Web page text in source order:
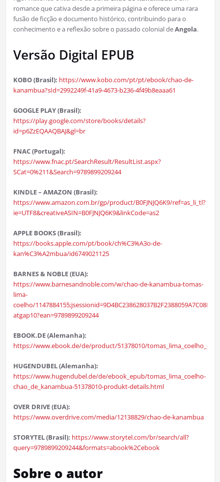
romance que cativa desde a primeira página e oferece uma rara
fusão de ficção e documento histórico, contribuindo para o
conhecimento e a reflexão sobre o passado colonial deAngola.
Versão Digital EPUB
KOBO (Brasil): https://www.kobo.com/pt/pt/ebook/chao-de-
kanambua?sId=2992249f-41a9-4673-b236-4f49b8eaaa61
GOOGLE PLAY (Brasil):
https://play.google.com/store/books/details?
id=p6ZzEQAAQBAJ&gl=br
FNAC (Portugal):
https://www.fnac.pt/SearchResult/ResultList.aspx?
SCat=0%211&Search=9789899209244
KINDLE – AMAZON (Brasil):
https://www.amazon.com.br/gp/product/B0FJNJQ6K9/ref=as_li_tl?
ie=UTF8&creativeASIN=B0FJNJQ6K9&linkCode=as2
APPLE BOOKS (Brasil):
https://books.apple.com/pt/book/ch%C3%A3o-de-
kan%C3%A2mbua/id6749021125
BARNES & NOBLE (EUA):
https://www.barnesandnoble.com/w/chao-de-kanambua-tomas-
lima-
coelho/
atgap10?ean=9789899209244
EBOOK.DE (Alemanha):
https://www.ebook.de/de/product/51378010/
HUGENDUBEL (Alemanha):
https://www.hugendubel.de/de/ebook_epub/tomas_lima_coelho-
chao_de_kanambua-51378010-produkt-details.html
OVER DRIVE (EUA):
https://www.overdrive.com/media/12138829/chao-de-kanambua
STORYTEL (Brasil): https://www.storytel.com/br/search/all?
query=9789899209244&formats=abook%2Cebook
Sobre o autor